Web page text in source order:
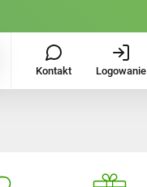
Kontakt Logowanie